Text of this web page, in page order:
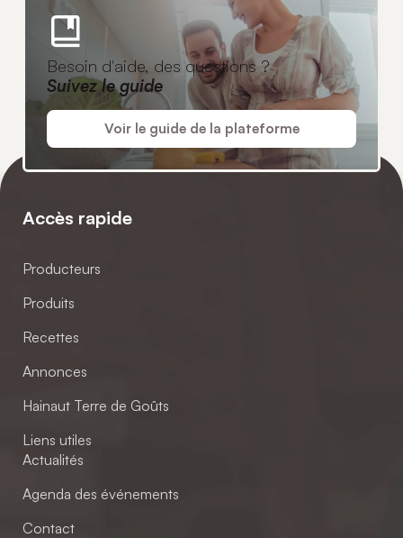
Besoin d'aide, des questions ?
Suivez le guide
Voir le guide de la plateforme
Accès rapide
Producteurs
Produits
Recettes
Annonces
Hainaut Terre de Goûts
Liens utiles
Actualités
Agenda des événements
Contact